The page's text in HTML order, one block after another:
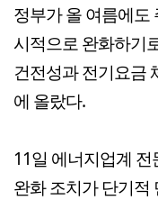
정부가 올 여름에도
시적으로 완화하기
건전성과 전기요금
에 올랐다.
11일 에너지업계
완화 조치가 단기적